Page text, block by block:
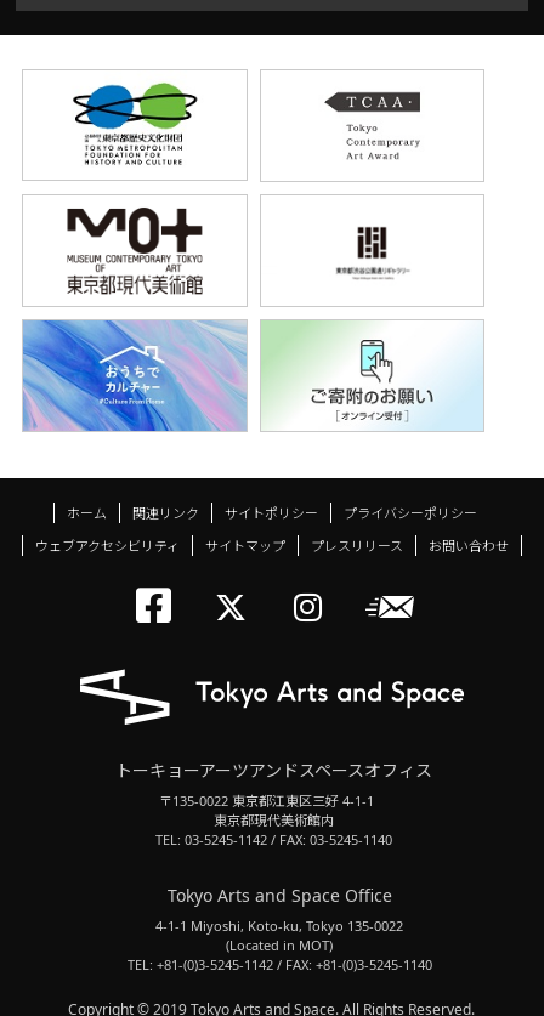
ホーム 関連リンク サイトポリシー
プライバシーポリシー
ウェブアクセシビリティ
サイトマップ プレスリリース お問い合わせ
トーキョーアーツ
メールニ
トーキョーアーツアンドスペースオフィス
〒135-0022 東京都江東区三好 4-1-1
東京都現代美術館内
TEL: 03-5245-1142 / FAX: 03-5245-1140
Tokyo Arts and Space Office
4-1-1 Miyoshi, Koto-ku, Tokyo 135-0022
(Located in MOT)
TEL: +81-(0)3-5245-1142 / FAX: +81-(0)3-5245-1140
Copyright © 2019 Tokyo Arts and Space. All Rights Reserved.